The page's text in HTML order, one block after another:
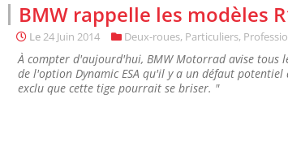
BMW rappelle les modèles
Le24 Juin 2014 Deux-roues, Particuliers,
À compter d'aujourd'hui, BMW Motorrad avise tous
de l'option Dynamic ESA qu'il y a un défaut
exclu que cette tige pourrait se briser. "